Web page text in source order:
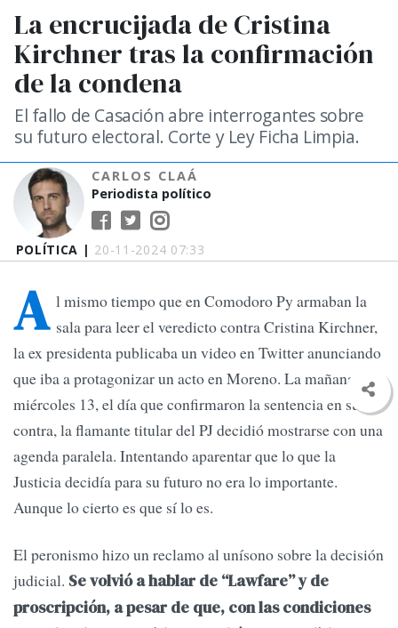
POLÍTICA | 20-11-2024 07:33
La encrucijada de Cristina
Kirchner tras la confirmación
de la condena
El fallo de Casación abre interrogantes sobre
su futuro electoral. Corte y Ley Ficha Limpia.
CARLOS CLAÁ
Periodista político
A l mismo tiempo que en Comodoro Py armaban la
sala para leer el veredicto contra Cristina Kirchner,
la ex presidenta publicaba un video en Twitter anunciando
que iba a protagonizar un acto en Moreno. La mañana del
miércoles 13, el día que confirmaron la sentencia en su
contra, la flamante titular del PJ decidió mostrarse con una
agenda paralela. Intentando aparentar que lo que la
Justicia decidía para su futuro no era lo importante.
Aunque lo cierto es que sí lo es.
El peronismo hizo un reclamo al unísono sobre la decisión
judicial. Se volvió a hablar de “Lawfare” y de
proscripción, a pesar de que, con las condiciones